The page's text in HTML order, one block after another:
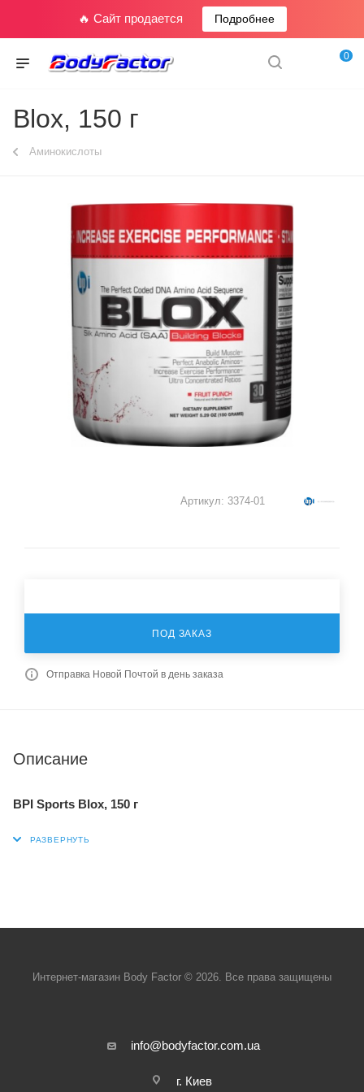
🔥 Сайт продается Подробнее
0
Blox, 150 г
Аминокислоты
Артикул: 3374-01
ПОД ЗАКАЗ
Отправка Новой Почтой в день заказа
Описание
BPI Sports Blox, 150 г
Интернет-магазин Body Factor © 2026. Все права защищены
info@bodyfactor.com.ua
г. Киев